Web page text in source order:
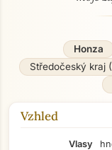
Honza
Středočeský kraj
Vzhled
Vlasy